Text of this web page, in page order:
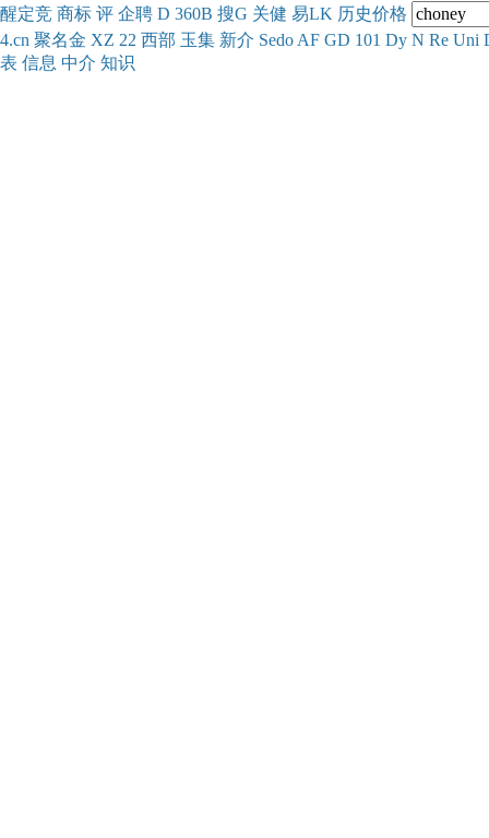
醒定竞 商标 评 企聘 D 360B 搜G 关健 易LK 历史价格
4.cn 聚名金 XZ 22 西部 玉集 新介 Sedo AF GD 101 Dy N Re Uni
表 信息 中介 知识